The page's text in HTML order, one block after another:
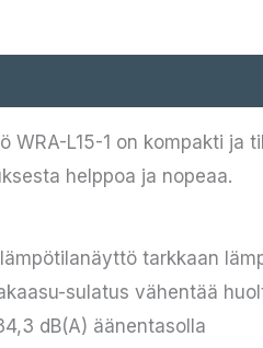
WRA-L15-1 on kompakti
helppoa ja nopeaa.
tarkkaan
sulatus vähentää
dB(A) äänentasolla